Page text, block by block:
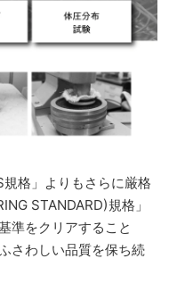
格」よりもさらに厳格
STANDARD)規格」
準をクリアすること
さわしい品質を保ち続